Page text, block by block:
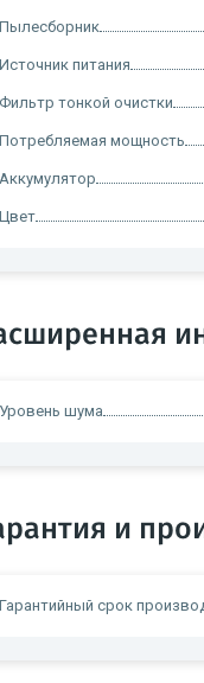
Пылесборник
Источник питания
Фильтр тонкой очистки
Потребляемая мощность
Аккумулятор
Цвет
Уровень шума
и
Гарантийный срок